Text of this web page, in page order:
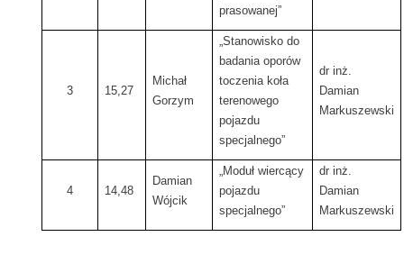
prasowanej”
3 15,27
Michał
Gorzym
„Stanowisko do
badania oporów
toczenia koła
terenowego
pojazdu
specjalnego”
dr inż.
Damian
Markuszewski
4 14,48
Damian
Wójcik
„Moduł wiercący
pojazdu
specjalnego”
dr inż.
Damian
Markuszewski